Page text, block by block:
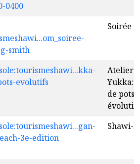
0400
smith
Soirée
evolutifs
Atelier
Yukka:
de pots
évolutifs
3e-edition
Shawi-